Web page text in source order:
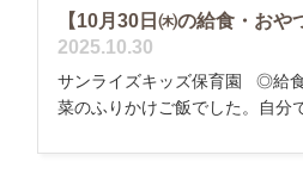
【10月30日㈭の給食・おや
2025.10.30
サンライズキッズ保育園 ◎給
菜のふりかけご飯でした。自分